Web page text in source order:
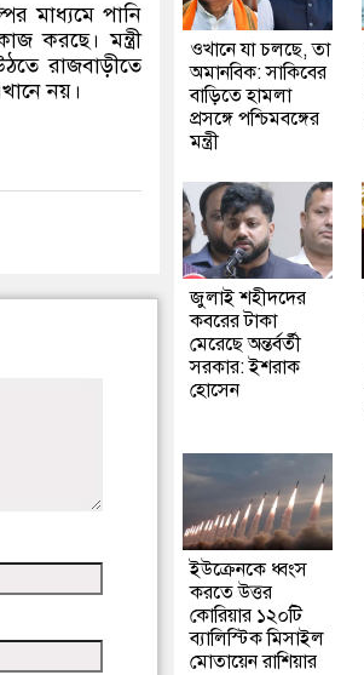
মাধ্যমে পানি
করছে। মন্ত্রী
রাজবাড়ীতে
নয়।
ওখানে যা চলছে, তা
অমানবিক: সাকিবের
বাড়িতে হামলা
প্রসঙ্গে পশ্চিমবঙ্গের
মন্ত্রী
জুলাই শহীদদের
কবরের টাকা
মেরেছে অন্তর্বর্তী
সরকার: ইশরাক
হোসেন
ইউক্রেনকে ধ্বংস
করতে উত্তর
কোরিয়ার ১২০টি
ব্যালিস্টিক মিসাইল
মোতায়েন রাশিয়ার